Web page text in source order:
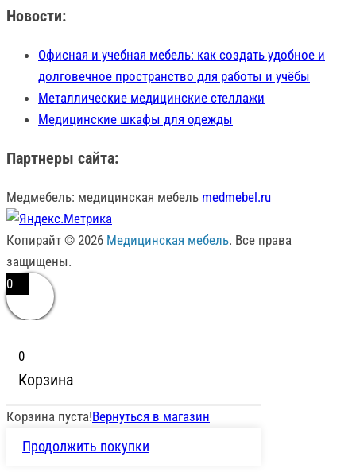
Новости:
Офисная и учебная мебель: как создать удобное и
долговечное пространство для работы и учёбы
Металлические медицинские стеллажи
Медицинские шкафы для одежды
Партнеры сайта:
Медмебель: медицинская мебель medmebel.ru
Копирайт © 2026 Медицинская мебель. Все права
защищены.
0
0
Корзина
Корзина пуста!Вернуться в магазин
Продолжить покупки